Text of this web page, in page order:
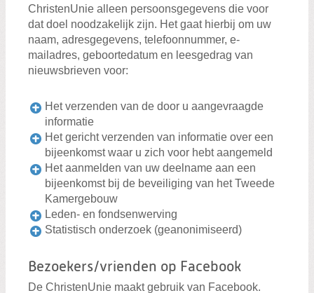
ChristenUnie alleen persoonsgegevens die voor
dat doel noodzakelijk zijn. Het gaat hierbij om uw
naam, adresgegevens, telefoonnummer, e-
mailadres, geboortedatum en leesgedrag van
nieuwsbrieven voor:
Het verzenden van de door u aangevraagde
informatie
Het gericht verzenden van informatie over een
bijeenkomst waar u zich voor hebt aangemeld
Het aanmelden van uw deelname aan een
bijeenkomst bij de beveiliging van het Tweede
Kamergebouw
Leden- en fondsenwerving
Statistisch onderzoek (geanonimiseerd)
Bezoekers/vrienden op Facebook
De ChristenUnie maakt gebruik van Facebook.